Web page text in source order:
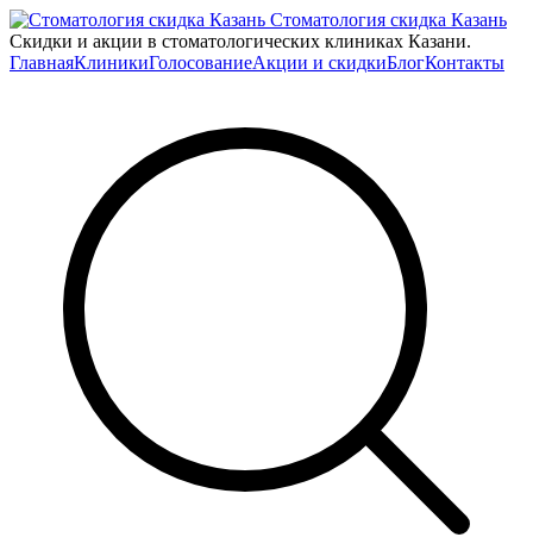
Стоматология скидка Казань
Скидки и акции в стоматологических клиниках Казани.
ГлавнаяКлиникиГолосованиеАкции и скидкиБлогКонтакты